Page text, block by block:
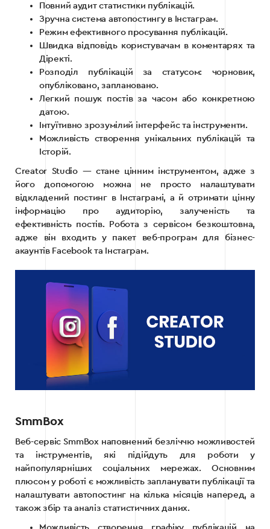
Повний аудит статистики публікацій.
Зручна система автопостингу в Інстаграм.
Режим ефективного просування публікацій.
Швидка відповідь користувачам в коментарях та
Діректі.
Розподіл публікацій за статусом: чорновик,
опубліковано, заплановано.
Легкий пошук постів за часом або конкретною
датою.
Інтуїтивно зрозумілий інтерфейс та інструменти.
Можливість створення унікальних публікацій та
Історій.
Creator Studio — стане цінним інструментом, адже з
його допомогою можна не просто налаштувати
відкладений постинг в Інстаграмі, а й отримати цінну
інформацію про аудиторію, залученість та
ефективність постів. Робота з сервісом безкоштовна,
адже він входить у пакет веб-програм для бізнес-
акаунтів Facebook та Інстаграм.
SmmBox
Веб-сервіс SmmBox наповнений безліччю можливостей
та інструментів, які підійдуть для роботи у
найпопулярніших соціальних мережах. Основним
плюсом у роботі є можливість запланувати публікації та
налаштувати автопостинг на кілька місяців наперед, а
також збір та аналіз статистичних даних.